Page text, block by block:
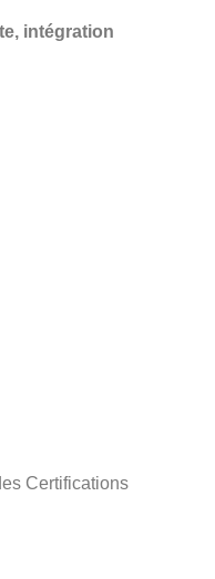
intégration
Certifications